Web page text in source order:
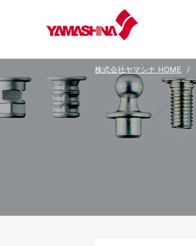
株式会社ヤマシナ HOME